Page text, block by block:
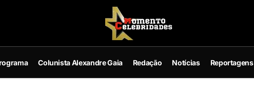
Colunista Alexandre Gaia Redação Notícias Reportagens